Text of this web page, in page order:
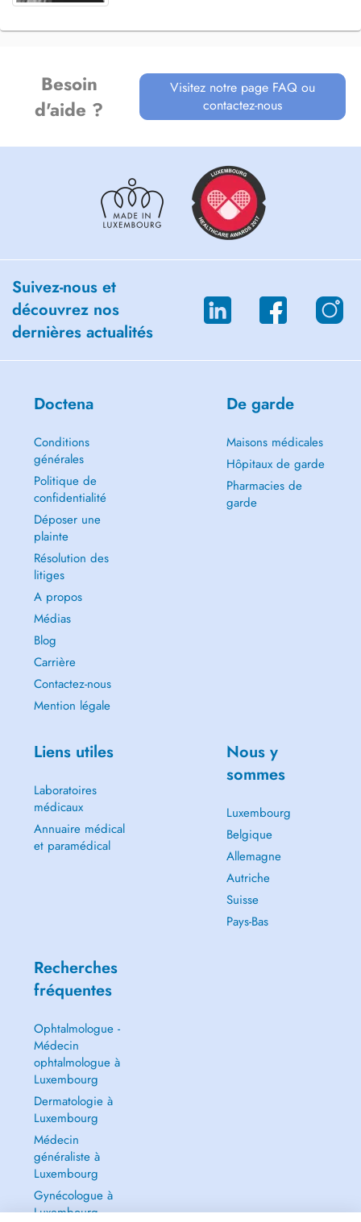
Besoin
d'aide ?
Visitez notre page FAQ ou
contactez-nous
Suivez-nous et
découvrez nos
dernières actualités
Doctena
Conditions
générales
Politique de
confidentialité
Déposer une
plainte
Résolution des
litiges
A propos
Médias
Blog
Carrière
Contactez-nous
Mention légale
De garde
Maisons médicales
Hôpitaux de garde
Pharmacies de
garde
Liens utiles
Laboratoires
médicaux
Annuaire médical
et paramédical
Nous y
sommes
Luxembourg
Belgique
Allemagne
Autriche
Suisse
Pays-Bas
Recherches
fréquentes
Ophtalmologue -
Médecin
ophtalmologue à
Luxembourg
Dermatologie à
Luxembourg
Médecin
généraliste à
Luxembourg
Gynécologue à
Luxembourg